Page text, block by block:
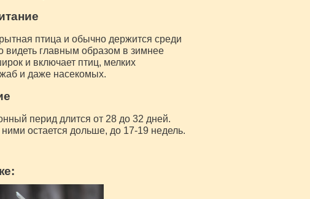
птица и обычно держится среди
видеть главным образом в зимнее
и включает птиц, мелких
и даже насекомых.
перид длится от 28 до 32 дней.
остается дольше, до 17-19 недель.